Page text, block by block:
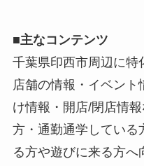
■主なコンテンツ
千葉県印西市周辺に特
店舗の情報・イベン
け情報・開店/閉店情
方・通勤通学している
る方や遊びに来る方へ